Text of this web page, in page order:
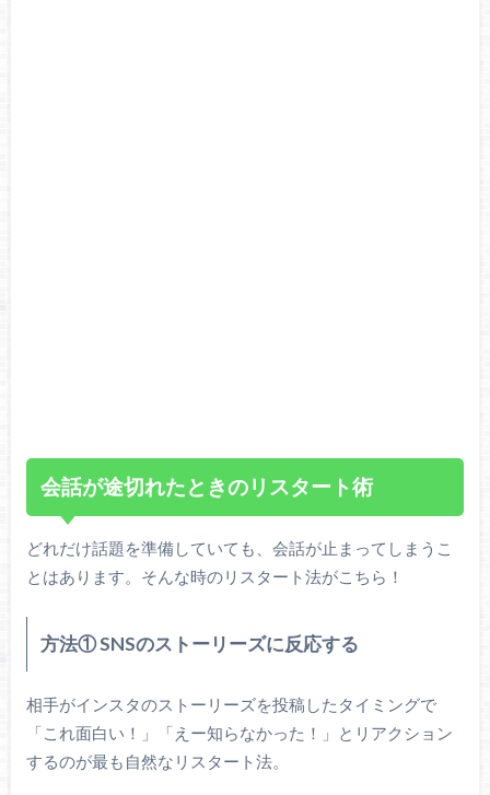
会話が途切れたときのリスタート術
どれだけ話題を準備していても、会話が止まってしまうこ
とはあります。そんな時のリスタート法がこちら！
方法① SNSのストーリーズに反応する
相手がインスタのストーリーズを投稿したタイミングで
「これ面白い！」「えー知らなかった！」とリアクション
するのが最も自然なリスタート法。